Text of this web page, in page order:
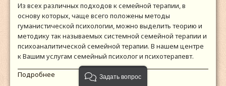
Из всех различных подходов к семейной терапии, в
основу которых, чаще всего положены методы
гуманистической психологии, можно выделить теорию и
методику так называемых системной семейной терапии и
психоаналитической семейной терапии. В нашем центре
к Вашим услугам семейный психолог и психотерапевт.
Подробнее
Задать вопрос